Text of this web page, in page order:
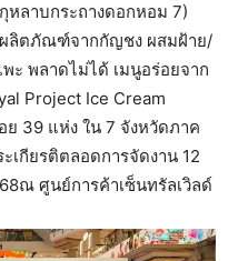
ลาบกระถางดอกหอม 7)
ผลิตภัณฑ์จากกัญชง ผสมฝ้าย/
ะ พลาดไม่ได้ เมนูอร่อยจาก
Project Ice Cream
ย 39 แห่ง ใน 7 จังหวัดภาค
เกียรติตลอดการจัดงาน 12
ณ ศูนย์การค้าเซ็นทรัลเวิลด์